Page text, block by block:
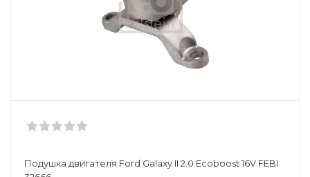
Подушкa двигателя Ford Galaxy II 2.0 Ecoboost 16V FEBI